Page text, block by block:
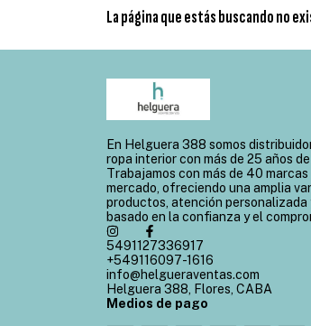
La página que estás buscando no
En Helguera 388 somos
ropa interior con más de 25 años
Trabajamos con más de 40
mercado, ofreciendo una amplia
productos, atención personalizada
basado en la confianza y el
5491127336917
+549116097-1616
info@helgueraventas.com
Helguera 388, Flores, CABA
Medios de pago